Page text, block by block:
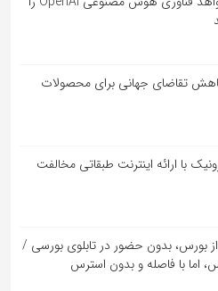
تقاضای جهانی برای محصولات
با ارائه اینترنت طبقاتی مخالفت
از بورس، بدون حضور در تابلوی بورسی /
اما با فاصله و بدون استرس